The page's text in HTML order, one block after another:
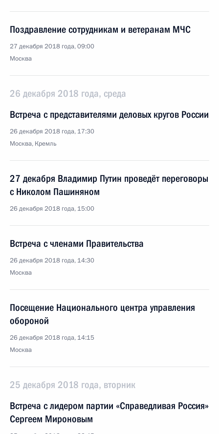
Поздравление сотрудникам и ветеранам МЧС
27 декабря 2018 года, 09:00
Москва
26 декабря 2018 года, среда
Встреча с представителями деловых кругов России
26 декабря 2018 года, 17:30
Москва, Кремль
27 декабря Владимир Путин проведёт переговоры
с Николом Пашиняном
26 декабря 2018 года, 15:00
Встреча с членами Правительства
26 декабря 2018 года, 14:30
Москва
Посещение Национального центра управления
обороной
26 декабря 2018 года, 14:15
Москва
25 декабря 2018 года, вторник
Встреча с лидером партии «Справедливая Россия»
Сергеем Мироновым